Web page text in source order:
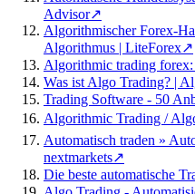
Advisor↗
Algorithmischer Forex-
Algorithmus | LiteForex↗
Algorithmic trading
Was ist Algo Trading? |
Trading Software - 50
Algorithmic Trading /
Automatisch traden »
nextmarkets↗
Die beste automatische